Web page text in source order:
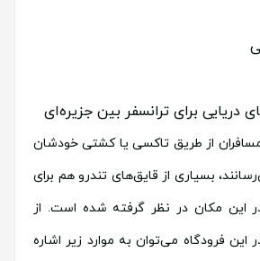
دریایی برای ترانسفر بین جزیره‌ای
از طریق تاکسی یا کشتی خودشان
بسیاری از قایق‌های تندرو هم برای
این مکان در نظر گرفته شده است. از
این فرودگاه می‌توان به موارد زیر اشاره